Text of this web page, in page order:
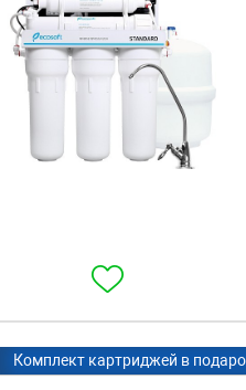
Комплект картриджей в